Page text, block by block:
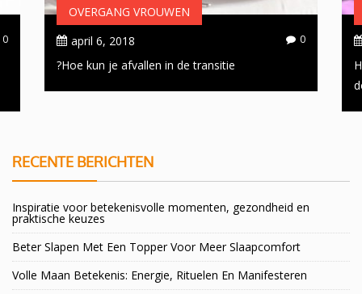
OVERGANG VROUWEN
april 6, 2018
0
Hoe kun je afvallen in de transitie?
0
RECENTE BERICHTEN
Inspiratie voor betekenisvolle momenten, gezondheid en
praktische keuzes
Beter Slapen Met Een Topper Voor Meer Slaapcomfort
Volle Maan Betekenis: Energie, Rituelen En Manifesteren